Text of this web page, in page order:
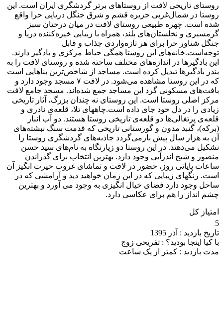
روستای تاریخی لافت از روستاهای برتر گردشگری ایران است. این
روستا در شمال‌غربی جزیره قشم و شرق جنگل دریایی حرا واقع
شده است. چهره طبیعی روستای لافت در میان درختان سبز
گرمسیری و نخلستان‌های بلند، همراه با زیبایی خیره‌کننده دریا و
جنگل شناور حرا برای هر تازه‌واردی جذاب و قابل
توجه‌است.خانه‌های این روستا همگی حیاط مرکزی و بادگیر دارند.
این بادگیرها در اندازه‌های مختلف ساخته شده و روستای لافت را به
بندر بادگیرها تبدیل کرده است. مساجد از شاخص‌ترین بناهایی است
که در این روستا مشاهده می‌شود. در لافت ۷ مسجد وجود دارد و
بافت‌های مسکونی گرد این مساجد جمع شده‌اند. مسجد جامع لافت
مرکز اصلی روستا است. این روستای نه چندان بزرگ، آثار تاریخی
زیادی را در دل خود جای داده است.چاههای تلا، قلعه‌ی نادری و
قلعه‌ی پرتغالی‌ها دو قلعه‌ی تاریخی روستا هستند. دو آب انبار
(برکه)، گنبد مدون و گورستانی تاریخی که قدمت سنگ نبشته‌های
آن به هزار سال پیش بازمی‌گردد جاذبه‌های گردشگری روستا را
تشکیل می‌دهند. در این روستا دو زیارتگاه به نام‌های سید حسن
منصور و شیخ اندرآبی وجود دارد. بهترین انتخاب برای گذراندن
ساعات پایانی روز، حضور در لافت و تماشای غروب حیرت انگیز آن
است. رنگهای زیبایی که در این زمان خواهید دید و آرامشی که در
ساحل وجود دارد فضای خیال انگیزی به وجود می آورد و بهترین
چشم انداز را هم برای عکاسی دارد.
امتیاز کل
5
تاریخ بازدید : آذر 1395
با کیا اینجا بودید؟ : تفریحی زوج
مدت بازدید : کمتر از یک ساعت